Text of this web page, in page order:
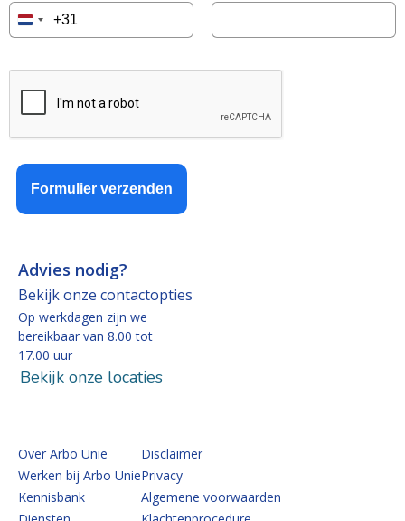
Netherlands
Formulier verzenden
Advies nodig?
Bekijk onze contactopties
Op werkdagen zijn we
bereikbaar van 8.00 tot
17.00 uur
Bekijk onze locaties
Over Arbo Unie
Werken bij Arbo Unie
Kennisbank
Disclaimer
Privacy
Algemene voorwaarden